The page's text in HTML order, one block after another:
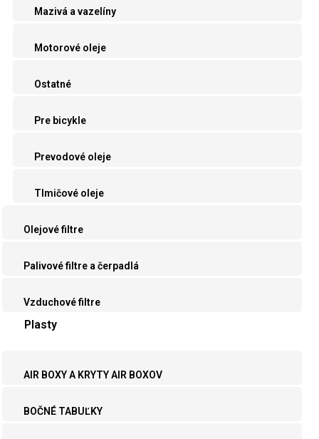
Mazivá a vazelíny
Motorové oleje
Ostatné
Pre bicykle
Prevodové oleje
Tlmičové oleje
Olejové filtre
Palivové filtre a čerpadlá
Vzduchové filtre
Plasty
AIR BOXY A KRYTY AIR BOXOV
BOČNÉ TABUĽKY